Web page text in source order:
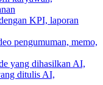
KPI, laporan
pengumuman, memo,
yang dihasilkan AI,
ditulis AI,